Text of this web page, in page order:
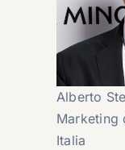
Alberto
Marketing
Italia